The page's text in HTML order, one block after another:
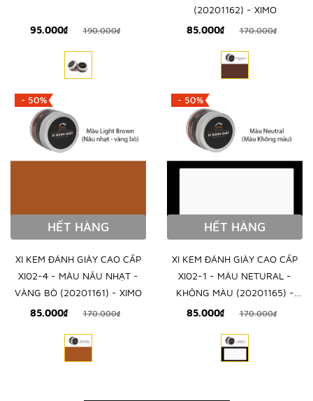
95.000₫ 190.000₫
(20201162) - XIMO
85.000₫
170.000₫
- 50%
HẾT HÀNG
XI KEM ĐÁNH GIÀY CAO CẤP
XI02-4 - MÀU NÂU NHẠT -
VÀNG BÒ (20201161) - XIMO
85.000₫
170.000₫
- 50%
HẾT HÀNG
XI KEM ĐÁNH GIÀY CAO CẤP
XI02-1 - MÀU NETURAL -
KHÔNG MÀU (20201165) -
XIMO
85.000₫ 170.000₫